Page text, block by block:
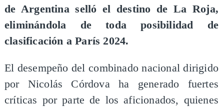
de Argentina selló el destino de La Roja,
eliminándola de toda posibilidad de
clasificación a París 2024.
El desempeño del combinado nacional dirigido
por Nicolás Córdova ha generado fuertes
críticas por parte de los aficionados, quienes